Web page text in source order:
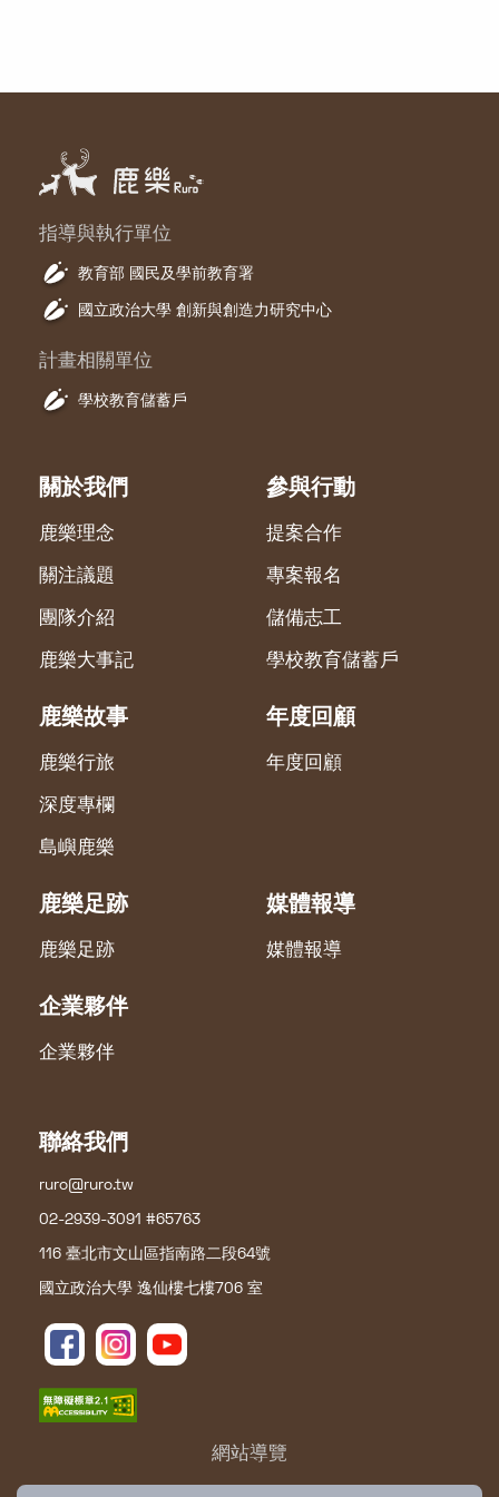
指導與執行單位
教育部 國民及學前教育署
國立政治大學 創新與創造力研究中心
計畫相關單位
學校教育儲蓄戶
關於我們
鹿樂理念
關注議題
團隊介紹
鹿樂大事記
參與行動
提案合作
專案報名
儲備志工
學校教育儲蓄戶
鹿樂故事
鹿樂行旅
深度專欄
島嶼鹿樂
年度回顧
年度回顧
鹿樂足跡
鹿樂足跡
媒體報導
媒體報導
企業夥伴
企業夥伴
聯絡我們
ruro@ruro.tw
02-2939-3091 #65763
116 臺北市文山區指南路二段64號
國立政治大學 逸仙樓七樓706 室
網站導覽